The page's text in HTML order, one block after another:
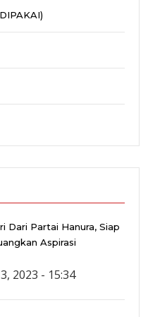
Dari Partai Hanura, Siap
Aspirasi
2023 - 15:34